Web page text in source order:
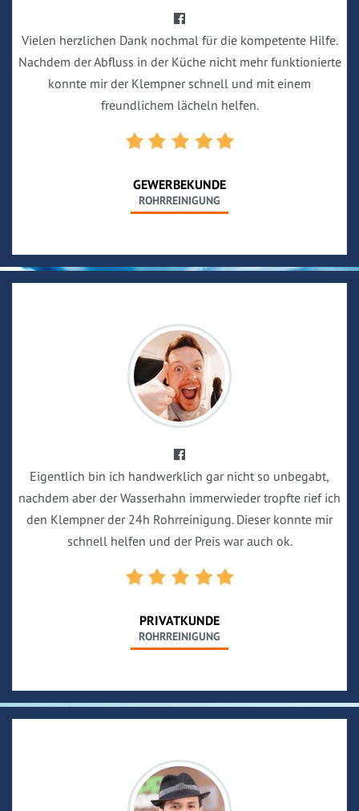
Vielen herzlichen Dank nochmal für die kompetente Hilfe.
Nachdem der Abfluss in der Küche nicht mehr funktionierte
konnte mir der Klempner schnell und mit einem
freundlichem lächeln helfen.
GEWERBEKUNDE
ROHRREINIGUNG
Eigentlich bin ich handwerklich gar nicht so unbegabt,
nachdem aber der Wasserhahn immerwieder tropfte rief ich
den Klempner der 24h Rohrreinigung. Dieser konnte mir
schnell helfen und der Preis war auch ok.
PRIVATKUNDE
ROHRREINIGUNG